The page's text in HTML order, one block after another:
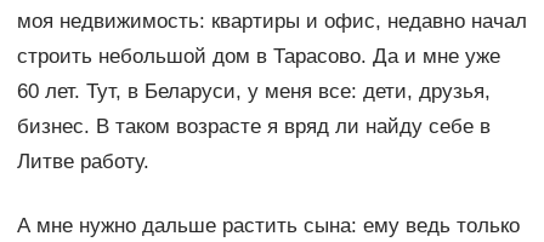
моя недвижимость: квартиры и офис, недавно начал
строить небольшой дом в Тарасово. Да и мне уже
60 лет. Тут, в Беларуси, у меня все: дети, друзья,
бизнес. В таком возрасте я вряд ли найду себе в
Литве работу.
А мне нужно дальше растить сына: ему ведь только